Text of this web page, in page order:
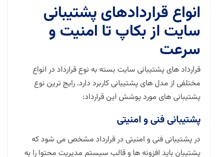
انواع قراردادهای پشتیبانی
سایت از بکاپ تا امنیت و
سرعت
قرارداد های پشتیبانی سایت بسته به نوع قرارداد در انواع
مختلفی از مدل های پشتیبانی کاربرد دارد. رایج ترین نوع
پشتیبانی های مورد پوشش این قرارداد:
پشتیبانی فنی و امنیتی
در پشتیبانی فنی و امنیتی در قرارداد مشخص می شود که
پشتیبان باید افزونه ها و قالب سیستم مدیریت محتوا را به